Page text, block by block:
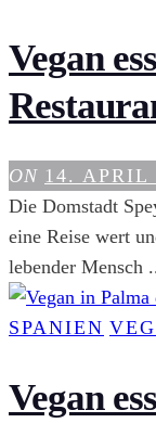
Vegan
ON 14. APRIL
Die Domstadt
eine Reise wert
lebender Mensch
SPANIEN
Vegan